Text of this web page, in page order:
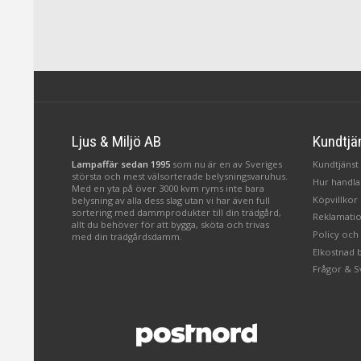
Ljus & Miljö AB
Lampaffär sedan 1995 som nu är en av Sveriges
största och mest välsorterade belysningsvaruhus.
Med en yta på över 3000 kvm ryms inte bara
belysning av alla dess slag utan vi har även full
sortering med dammprodukter till din trädgård,
allt du behöver för att bygga, sköta och trivas
med din trädgårdsdamm.
Hur
Köpvillkor
Policy
Elkostnad
Frågor &